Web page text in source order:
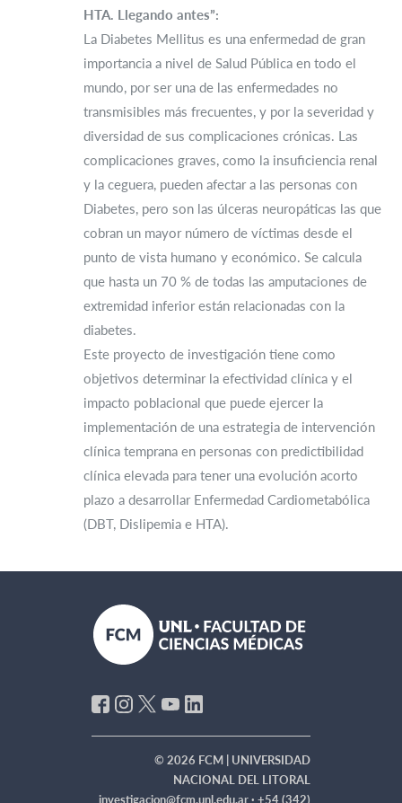
HTA. Llegando antes”:
La Diabetes Mellitus es una enfermedad de gran
importancia a nivel de Salud Pública en todo el
mundo, por ser una de las enfermedades no
transmisibles más frecuentes, y por la severidad y
diversidad de sus complicaciones crónicas. Las
complicaciones graves, como la insuficiencia renal
y la ceguera, pueden afectar a las personas con
Diabetes, pero son las úlceras neuropáticas las que
cobran un mayor número de víctimas desde el
punto de vista humano y económico. Se calcula
que hasta un 70 % de todas las amputaciones de
extremidad inferior están relacionadas con la
diabetes.
Este proyecto de investigación tiene como
objetivos determinar la efectividad clínica y el
impacto poblacional que puede ejercer la
implementación de una estrategia de intervención
clínica temprana en personas con predictibilidad
clínica elevada para tener una evolución acorto
plazo a desarrollar Enfermedad Cardiometabólica
(DBT, Dislipemia e HTA).
© 2026 FCM | UNIVERSIDAD
NACIONAL DEL LITORAL
investigacion@fcm.unl.edu.ar ·+54 (342)